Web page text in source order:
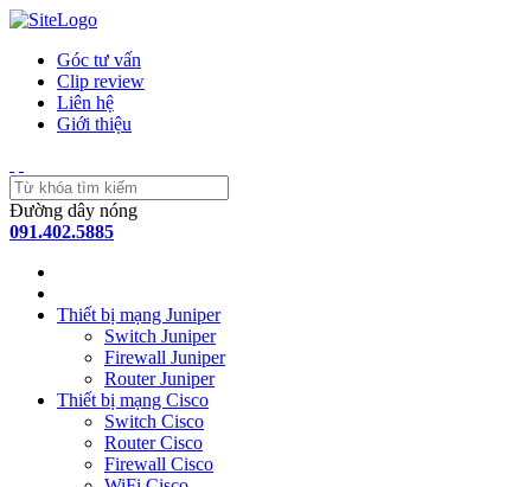
Góc tư vấn
Clip review
Liên hệ
Giới thiệu
Đường dây nóng
091.402.5885
Thiết bị mạng Juniper
Switch Juniper
Firewall Juniper
Router Juniper
Thiết bị mạng Cisco
Switch Cisco
Router Cisco
Firewall Cisco